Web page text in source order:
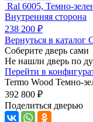
Ral 6005, Темно-
Внутренняя сторона
238 200 ₽
Вернуться в каталог
Соберите дверь сами
Не нашли дверь по
Перейти в
Termo Wood Темно-
392 800 ₽
Поделиться дверью